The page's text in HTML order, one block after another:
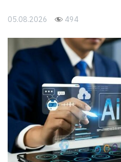
05.08.2026 494